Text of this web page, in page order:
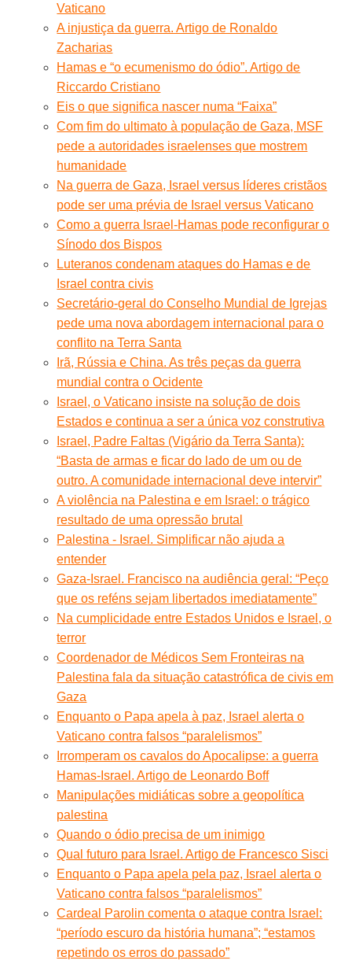
Vaticano
A injustiça da guerra. Artigo de Ronaldo
Zacharias
Hamas e “o ecumenismo do ódio”. Artigo de
Riccardo Cristiano
Eis o que significa nascer numa “Faixa”
Com fim do ultimato à população de Gaza, MSF
pede a autoridades israelenses que mostrem
humanidade
Na guerra de Gaza, Israel versus líderes cristãos
pode ser uma prévia de Israel versus Vaticano
Como a guerra Israel-Hamas pode reconfigurar o
Sínodo dos Bispos
Luteranos condenam ataques do Hamas e de
Israel contra civis
Secretário-geral do Conselho Mundial de Igrejas
pede uma nova abordagem internacional para o
conflito na Terra Santa
Irã, Rússia e China. As três peças da guerra
mundial contra o Ocidente
Israel, o Vaticano insiste na solução de dois
Estados e continua a ser a única voz construtiva
Israel, Padre Faltas (Vigário da Terra Santa):
“Basta de armas e ficar do lado de um ou de
outro. A comunidade internacional deve intervir”
A violência na Palestina e em Israel: o trágico
resultado de uma opressão brutal
Palestina - Israel. Simplificar não ajuda a
entender
Gaza-Israel. Francisco na audiência geral: “Peço
que os reféns sejam libertados imediatamente”
Na cumplicidade entre Estados Unidos e Israel, o
terror
Coordenador de Médicos Sem Fronteiras na
Palestina fala da situação catastrófica de civis em
Gaza
Enquanto o Papa apela à paz, Israel alerta o
Vaticano contra falsos “paralelismos”
Irromperam os cavalos do Apocalipse: a guerra
Hamas-Israel. Artigo de Leonardo Boff
Manipulações midiáticas sobre a geopolítica
palestina
Quando o ódio precisa de um inimigo
Qual futuro para Israel. Artigo de Francesco Sisci
Enquanto o Papa apela pela paz, Israel alerta o
Vaticano contra falsos “paralelismos”
Cardeal Parolin comenta o ataque contra Israel:
“período escuro da história humana”; “estamos
repetindo os erros do passado”